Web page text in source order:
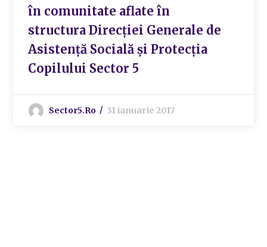
în comunitate aflate în
structura Direcției Generale de
Asistență Socială și Protecția
Copilului Sector 5
Sector5.ro 31 ianuarie 2017